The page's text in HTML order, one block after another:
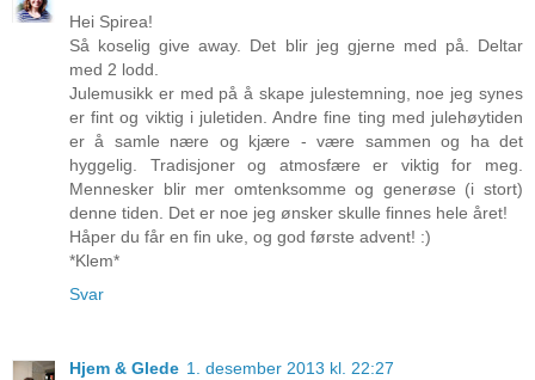
Hei Spirea!
Så koselig give away. Det blir jeg gjerne med på. Deltar
med 2 lodd.
Julemusikk er med på å skape julestemning, noe jeg synes
er fint og viktig i juletiden. Andre fine ting med julehøytiden
er å samle nære og kjære - være sammen og ha det
hyggelig. Tradisjoner og atmosfære er viktig for meg.
Mennesker blir mer omtenksomme og generøse (i stort)
denne tiden. Det er noe jeg ønsker skulle finnes hele året!
Håper du får en fin uke, og god første advent! :)
*Klem*
Svar
Hjem & Glede 1. desember 2013 kl. 22:27